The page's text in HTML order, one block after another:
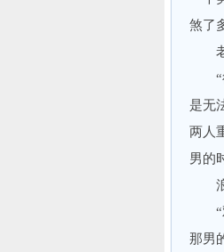
煞了
老
“很
是无
两人
男的
浪
“双
那男